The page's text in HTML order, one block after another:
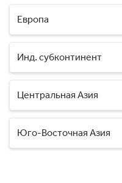
Европа
Инд. субконтинент
Центральная Азия
Юго-Восточная Азия